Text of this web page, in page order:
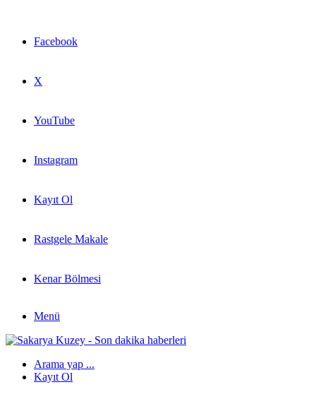
Facebook
X
YouTube
Instagram
Kayıt Ol
Rastgele Makale
Kenar Bölmesi
Menü
Arama yap ...
Kayıt Ol